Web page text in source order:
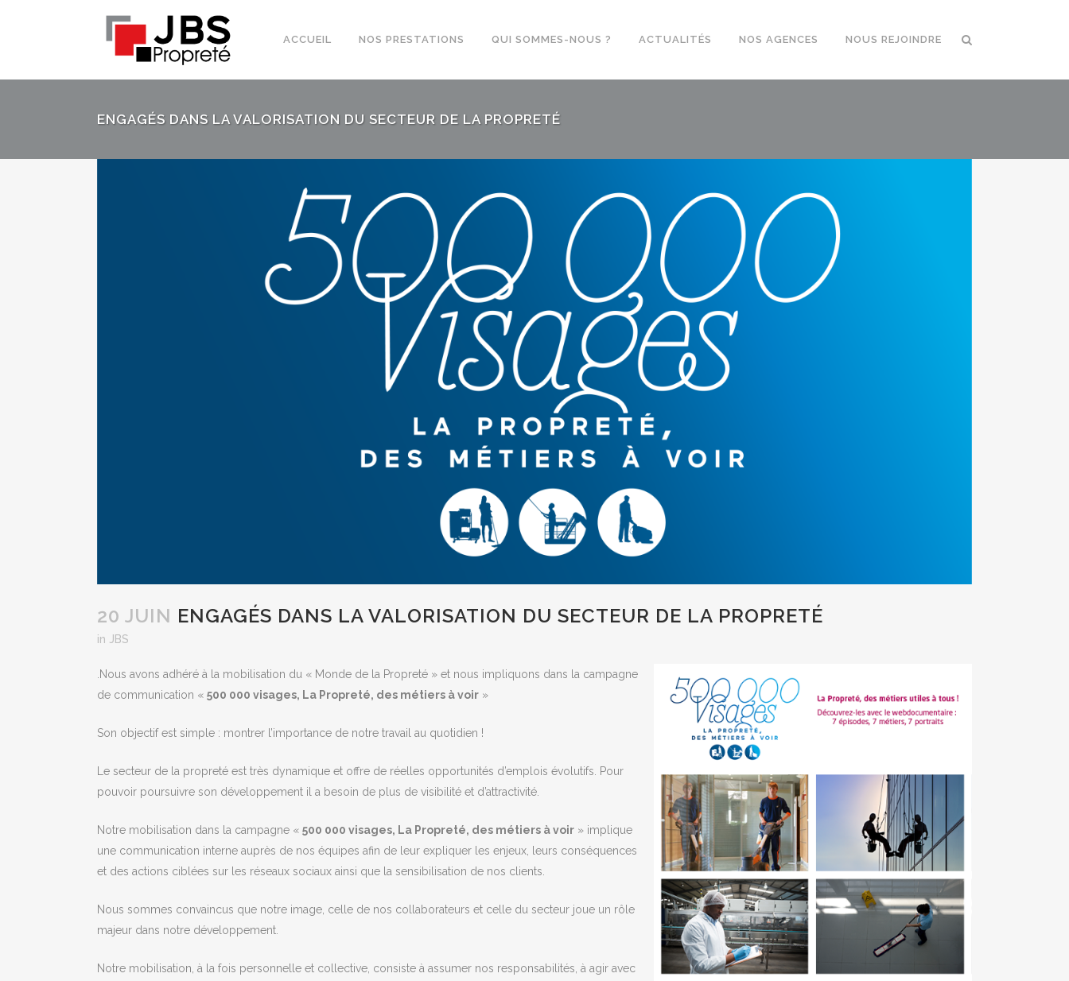
ACCUEIL NOS PRESTATIONS QUI SOMMES-NOUS ? ACTUALITÉS NOS AGENCES NOUS REJOINDRE
ENGAGÉS DANS LA VALORISATION DU SECTEUR DE LA PROPRETÉ
20 JUIN ENGAGÉS DANS LA VALORISATION DU SECTEUR DE LA PROPRETÉ
in JBS
Nous avons adhéré à la mobilisation du « Monde de la Propreté » et nous impliquons dans la campagne
de communication « 500 000 visages, La Propreté, des métiers à voir »
Son objectif est simple : montrer l’importance de notre travail au quotidien !
Le secteur de la propreté est très dynamique et offre de réelles opportunités d’emplois évolutifs. Pour
pouvoir poursuivre son développement il a besoin de plus de visibilité et d’attractivité.
Notre mobilisation dans la campagne « 500 000 visages, La Propreté, des métiers à voir » implique
une communication interne auprès de nos équipes afin de leur expliquer les enjeux, leurs conséquences
et des actions ciblées sur les réseaux sociaux ainsi que la sensibilisation de nos clients.
Nous sommes convaincus que notre image, celle de nos collaborateurs et celle du secteur joue un rôle
majeur dans notre développement.
Notre mobilisation, à la fois personnelle et collective, consiste à assumer nos responsabilités, à agir avec